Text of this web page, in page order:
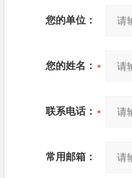
您的单位：
您的姓名：
联系电话：
常用邮箱：